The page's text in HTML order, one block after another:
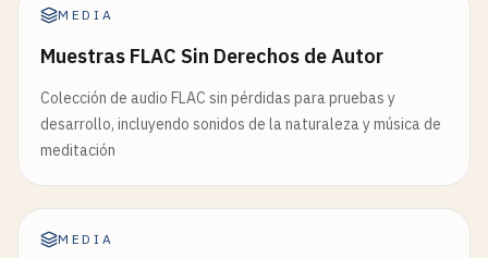
MEDIA
Muestras FLAC Sin Derechos de Autor
Colección de audio FLAC sin pérdidas para pruebas y
desarrollo, incluyendo sonidos de la naturaleza y música de
meditación
MEDIA